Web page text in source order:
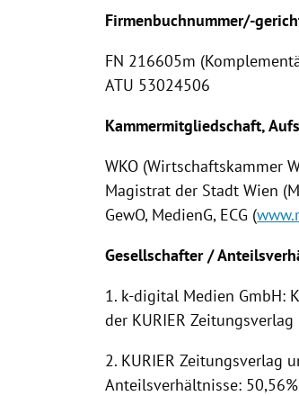
Firmenbuchnummer/-
FN 216605m
ATU 53024506
Kammermitgliedschaft,
WKO (Wirtschaftskammer
Magistrat der Stadt Wien
GewO, MedienG, ECG (
Gesellschafter /
1. k-digital Medien GmbH:
der KURIER
2. KURIER Zeitungsverlag
Anteilsverhältnisse: